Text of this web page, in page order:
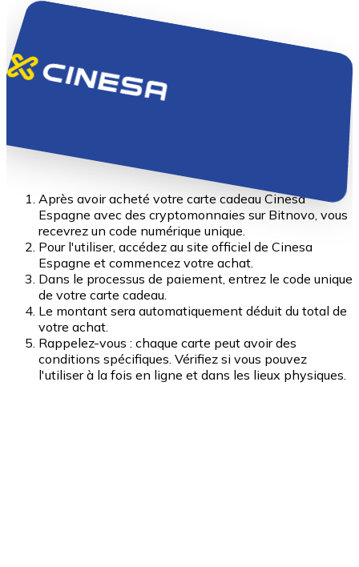
Après avoir acheté votre carte cadeau Cinesa
Espagne avec des cryptomonnaies sur Bitnovo, vous
recevrez un code numérique unique.
Pour l'utiliser, accédez au site officiel de Cinesa
Espagne et commencez votre achat.
Dans le processus de paiement, entrez le code unique
de votre carte cadeau.
Le montant sera automatiquement déduit du total de
votre achat.
Rappelez-vous : chaque carte peut avoir des
conditions spécifiques. Vérifiez si vous pouvez
l'utiliser à la fois en ligne et dans les lieux physiques.